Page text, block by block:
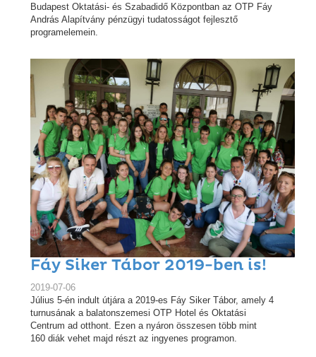
Budapest Oktatási- és Szabadidő Központban az OTP Fáy
András Alapítvány pénzügyi tudatosságot fejlesztő
programelemein.
Fáy Siker Tábor 2019-ben is!
2019-07-06
Július 5-én indult útjára a 2019-es Fáy Siker Tábor, amely 4
turnusának a balatonszemesi OTP Hotel és Oktatási
Centrum ad otthont. Ezen a nyáron összesen több mint
160 diák vehet majd részt az ingyenes programon.